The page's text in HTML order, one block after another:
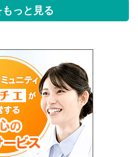
っと見る